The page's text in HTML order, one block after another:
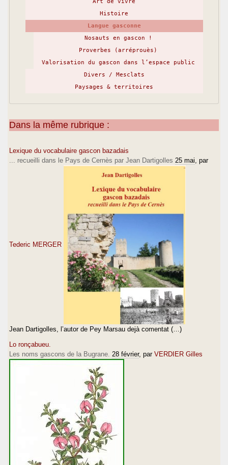
Histoire
Langue gasconne
Nosauts en gascon !
Proverbes (arréprouès)
Valorisation du gascon dans l’espace public
Divers / Mesclats
Paysages & territoires
Dans la même rubrique :
Lexique du vocabulaire gascon bazadais
... recueilli dans le Pays de Cernès par Jean Dartigolles 25 mai , par
Tederic MERGER
Jean Dartigolles, l’autor de Pey Marsau dejà comentat (…)
Lo ronçabueu.
Les noms gascons de la Bugrane. 28 février, par VERDIER Gilles